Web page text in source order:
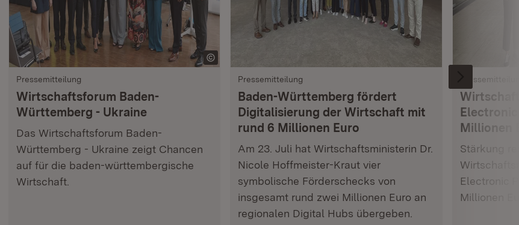
Pressemitteilung
Wirtschaftsforum Baden-
Württemberg - Ukraine
Das Wirtschaftsforum Baden-
Württemberg - Ukraine zeigt Chancen
auf für die baden-württembergische
Wirtschaft.
Pressemitteilung
Baden-Württemberg fördert
Digitalisierung der Wirtschaft mit
rund 6 Millionen Euro
Am 23. Juli hat Wirtschaftsministerin Dr.
Nicole Hoffmeister-Kraut vier
symbolische Förderschecks von
insgesamt rund zwei Millionen Euro an
regionalen Digital Hubs übergeben.
Millionen
Stärkung
Electronic
Millionen